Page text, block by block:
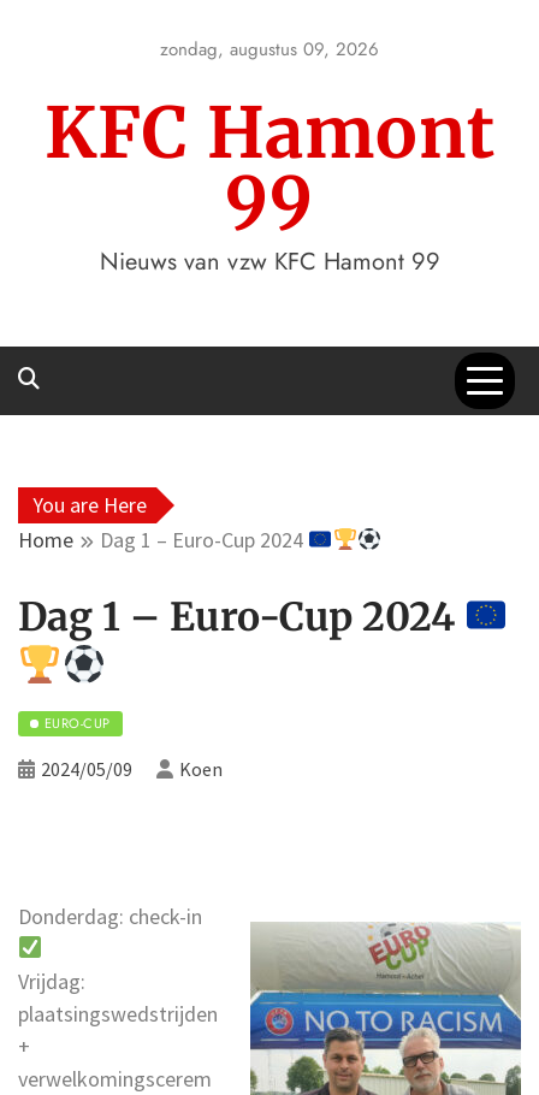
zondag, augustus 09, 2026
KFC Hamont
99
Nieuws van vzw KFC Hamont 99
You are Here
Home
Dag 1 – Euro-Cup 2024
Dag 1 – Euro-Cup 2024
EURO-CUP
2024/05/09 Koen
Donderdag: check-in
Vrijdag:
plaatsingswedstrijden
+
verwelkomingscerem